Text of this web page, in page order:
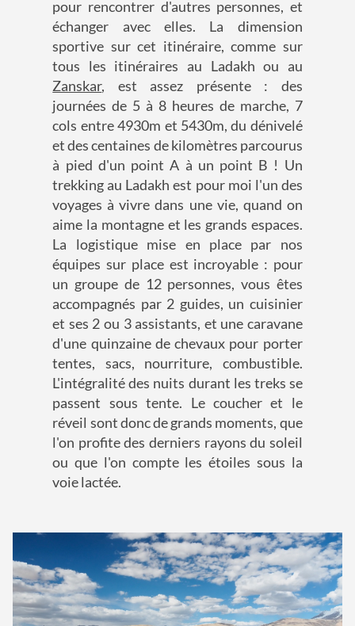
pour rencontrer d'autres personnes, et
échanger avec elles. La dimension
sportive sur cet itinéraire, comme sur
tous les itinéraires au Ladakh ou au
Zanskar, est assez présente : des
journées de 5 à 8 heures de marche, 7
cols entre 4930m et 5430m, du dénivelé
et des centaines de kilomètres parcourus
à pied d'un point A à un point B ! Un
trekking au Ladakh est pour moi l'un des
voyages à vivre dans une vie, quand on
aime la montagne et les grands espaces.
La logistique mise en place par nos
équipes sur place est incroyable : pour
un groupe de 12 personnes, vous êtes
accompagnés par 2 guides, un cuisinier
et ses 2 ou 3 assistants, et une caravane
d'une quinzaine de chevaux pour porter
tentes, sacs, nourriture, combustible.
L'intégralité des nuits durant les treks se
passent sous tente. Le coucher et le
réveil sont donc de grands moments, que
l'on profite des derniers rayons du soleil
ou que l'on compte les étoiles sous la
voie lactée.